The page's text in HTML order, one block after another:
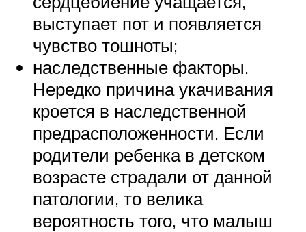
выступает пот и появляется
чувство тошноты;
наследственные факторы.
Нередко причина укачивания
кроется в наследственной
предрасположенности. Если
родители ребенка в детском
возрасте страдали от данной
патологии, то велика
вероятность того, что малыш